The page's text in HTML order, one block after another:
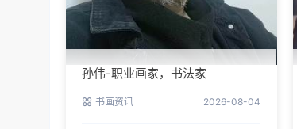
孙伟-职业画家，书法家
书画资讯 2026-08-04